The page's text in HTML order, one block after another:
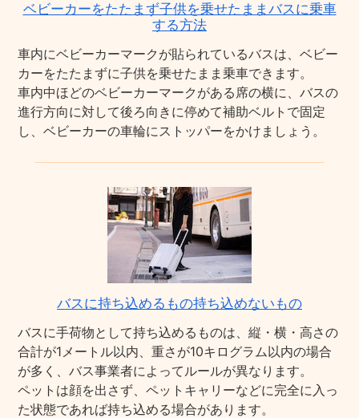
ベビーカーをたたまず子供を乗せたままバスに乗車
する方法
車内にベビーカーマークが貼られているバスは、ベビー
カーをたたまずに子供を乗せたまま乗車できます。
車内中ほどのベビーカーマークがある席の横に、バスの
進行方向に対して後ろ向きに停めて補助ベルトで固定
し、ベビーカーの車輪にストッパーをかけましょう。
バスに持ち込めるもの持ち込めないもの
バスに手荷物として持ち込めるものは、縦・横・高さの
合計が1メートル以内、重さが10キログラム以内の場合
が多く、バス事業者によってルールが異なります。
ペットは顔を出さず、ペットキャリーなどに完全に入っ
た状態であれば持ち込める場合があります。